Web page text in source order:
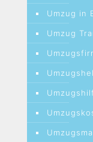
Umzug in
Umzug